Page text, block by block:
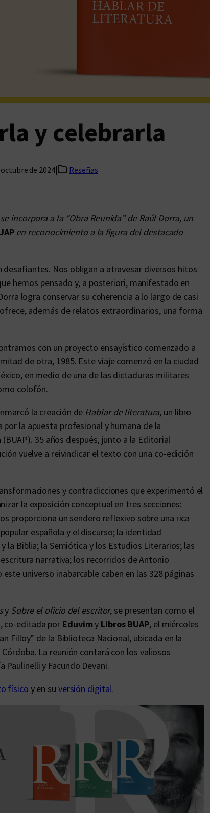
y celebrarla
octubre de 2024| Reseñas
incorpora a la “Obra Reunida” de Raúl Dorra, un
en reconocimiento a la figura del destacado
Nos obligan a atravesar diversos hitos
hemos pensado y, a posteriori, manifestado en
logra conservar su coherencia a lo largo de casi
además de relatos extraordinarios, una forma
con un proyecto ensayístico comenzado a
de otra, 1985. Este viaje comenzó en la ciudad
en medio de una de las dictaduras militares
colofón.
la creación de Hablar de literatura, un libro
la apuesta profesional y humana de la
35 años después, junto a la Editorial
vuelve a reivindicar el texto con una co-edición
y contradicciones que experimentó el
la exposición conceptual en tres secciones:
proporciona un sendero reflexivo sobre una rica
española y el discurso; la identidad
la Biblia; la Semiótica y los Estudios Literarios; las
narrativa; los recorridos de Antonio
universo inabarcable caben en las 328 páginas
y Sobre el oficio del escritor, se presentan como el
co-editada por Eduvimy Libros BUAP, el miércoles
Filloy” de la Biblioteca Nacional, ubicada en la
La reunión contará con los valiosos
y Facundo Devani.
físico y en su versión digital.